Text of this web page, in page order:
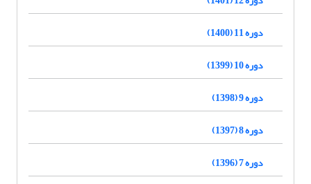
دوره 11 (1400)
دوره 10 (1399)
دوره 9 (1398)
دوره 8 (1397)
دوره 7 (1396)